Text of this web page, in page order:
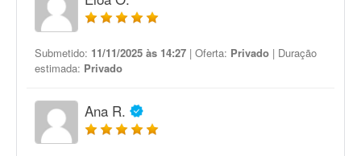
Submetido: 11/11/2025 às 14:27 | Oferta: Privado | Duração
estimada: Privado
Ana R.